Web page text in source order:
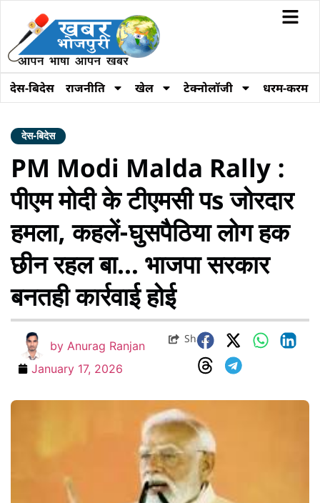
देस-बिदेस राजनीति खेल टेक्नोलॉजी धरम-करम
देस-बिदेस
PM Modi Malda Rally :
पीएम मोदी के टीएमसी पs जोरदार
हमला, कहलें-घुसपैठिया लोग हक
छीन रहल बा… भाजपा सरकार
बनतही कार्रवाई होई
by Anurag Ranjan
January 17, 2026
Share